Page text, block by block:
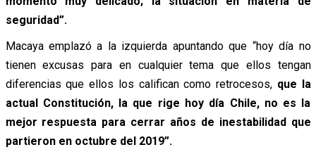
seguridad”.
Macaya emplazó a la izquierda apuntando que “hoy día no
tienen excusas para en cualquier tema que ellos tengan
diferencias que ellos los califican como retrocesos, que la
actual Constitución, la que rige hoy día Chile, no es la
mejor respuesta para cerrar años de inestabilidad que
partieron en octubre del 2019”.